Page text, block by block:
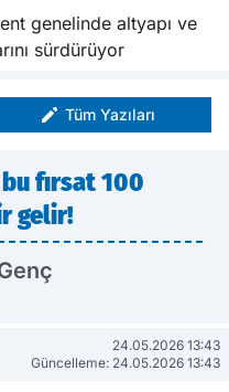
genelinde altyapı ve
sürdürüyor
Tüm Yazıları
fırsat 100
gelir!
24.05.2026 13:43
Güncelleme: 24.05.2026 13:43